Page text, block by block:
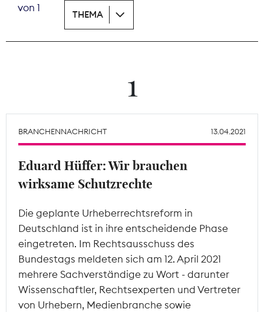
Theodor-Wolff-Preis
von 1
THEMA
1
BRANCHENNACHRICHT 13.04.2021
Eduard Hüffer: Wir brauchen
wirksame Schutzrechte
Die geplante Urheberrechtsreform in
Deutschland ist in ihre entscheidende Phase
eingetreten. Im Rechtsausschuss des
Bundestags meldeten sich am 12. April 2021
mehrere Sachverständige zu Wort - darunter
Wissenschaftler, Rechtsexperten und Vertreter
von Urhebern, Medienbranche sowie